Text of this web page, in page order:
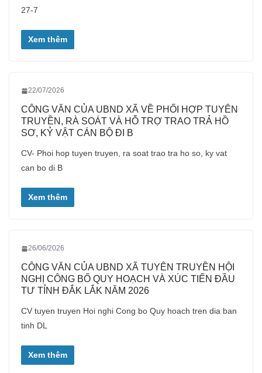
27-7
Xem thêm
22/07/2026
CÔNG VĂN CỦA UBND XÃ VỀ PHỐI HỢP TUYÊN
TRUYỀN, RÀ SOÁT VÀ HỖ TRỢ TRAO TRẢ HỒ
SƠ, KỶ VẬT CÁN BỘ ĐI B
CV- Phoi hop tuyen truyen, ra soat trao tra ho so, ky vat
can bo di B
Xem thêm
26/06/2026
CÔNG VĂN CỦA UBND XÃ TUYÊN TRUYỀN HỘI
NGHỊ CÔNG BỐ QUY HOẠCH VÀ XÚC TIẾN ĐẦU
TƯ TỈNH ĐẮK LẮK NĂM 2026
CV tuyen truyen Hoi nghi Cong bo Quy hoach tren dia ban
tinh DL
Xem thêm